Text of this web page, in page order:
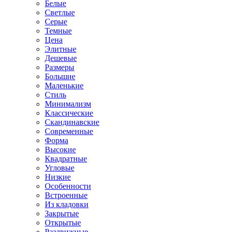
Белые
Светлые
Серые
Темные
Цена
Элитные
Дешевые
Размеры
Большие
Маленькие
Стиль
Минимализм
Классические
Скандинавские
Современные
Форма
Высокие
Квадратные
Угловые
Низкие
Особенности
Встроенные
Из кладовки
Закрытые
Открытые